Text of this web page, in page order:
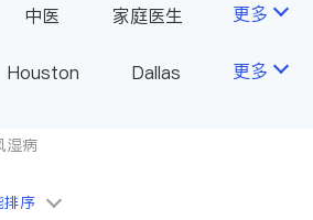
房地产租售
中医
家庭医生
妇科
儿科
科
更多
Houston
Dallas
Cities
更多
湿病
排序